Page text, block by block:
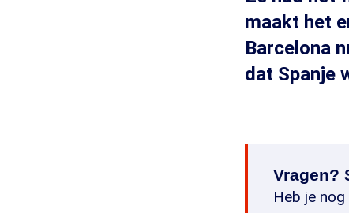
maakt het
Barcelona
dat Spanje
Vragen?
Heb je